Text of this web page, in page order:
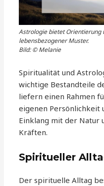
Astrologie bietet Orientierung
lebensbezogener Muster.
Bild: © Melanie
Spiritualität und
wichtige Bestandteile
liefern einen Rahmen
eigenen Persönlichkeit
Einklang mit der Natur
Kräften.
Spiritueller
Der spirituelle Alltag